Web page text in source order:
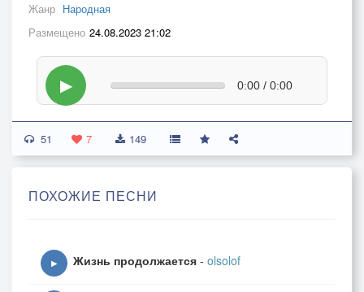
Жанр Народная
Размещено 24.08.2023 21:02
▶ 0:00 / 0:00
51 7 149
ПОХОЖИЕ ПЕСНИ
▶ Жизнь продолжается - olsolof